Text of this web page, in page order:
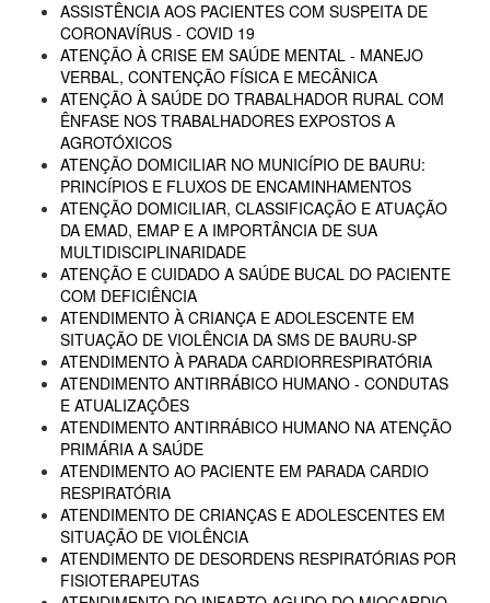
ASSISTÊNCIA AOS PACIENTES COM SUSPEITA DE
CORONAVÍRUS - COVID 19
ATENÇÃO À CRISE EM SAÚDE MENTAL - MANEJO
VERBAL, CONTENÇÃO FÍSICA E MECÂNICA
ATENÇÃO À SAÚDE DO TRABALHADOR RURAL COM
ÊNFASE NOS TRABALHADORES EXPOSTOS A
AGROTÓXICOS
ATENÇÃO DOMICILIAR NO MUNICÍPIO DE BAURU:
PRINCÍPIOS E FLUXOS DE ENCAMINHAMENTOS
ATENÇÃO DOMICILIAR, CLASSIFICAÇÃO E ATUAÇÃO
DA EMAD, EMAP E A IMPORTÂNCIA DE SUA
MULTIDISCIPLINARIDADE
ATENÇÃO E CUIDADO A SAÚDE BUCAL DO PACIENTE
COM DEFICIÊNCIA
ATENDIMENTO À CRIANÇA E ADOLESCENTE EM
SITUAÇÃO DE VIOLÊNCIA DA SMS DE BAURU-SP
ATENDIMENTO À PARADA CARDIORRESPIRATÓRIA
ATENDIMENTO ANTIRRÁBICO HUMANO - CONDUTAS
E ATUALIZAÇÕES
ATENDIMENTO ANTIRRÁBICO HUMANO NA ATENÇÃO
PRIMÁRIA A SAÚDE
ATENDIMENTO AO PACIENTE EM PARADA CARDIO
RESPIRATÓRIA
ATENDIMENTO DE CRIANÇAS E ADOLESCENTES EM
SITUAÇÃO DE VIOLÊNCIA
ATENDIMENTO DE DESORDENS RESPIRATÓRIAS POR
FISIOTERAPEUTAS